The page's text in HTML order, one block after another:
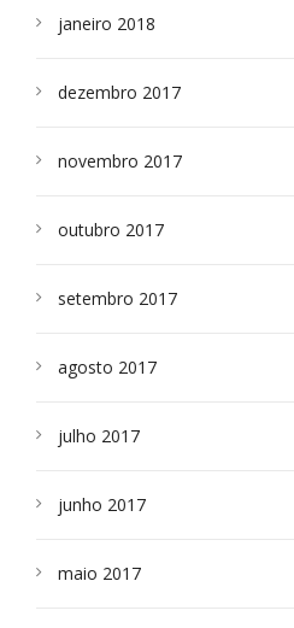
janeiro 2018
dezembro 2017
novembro 2017
outubro 2017
setembro 2017
agosto 2017
julho 2017
junho 2017
maio 2017